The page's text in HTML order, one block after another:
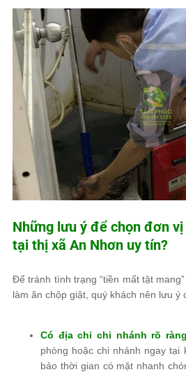
Những lưu ý để chọn đơn
tại thị xã An Nhơn uy tín?
Để tránh tình trạng “tiền mất tật
làm ăn chộp giật, quý khách nên lưu ý
Có địa chỉ chi nhánh rõ
phòng hoặc chi nhánh ngay tại
bảo thời gian có mặt nhanh